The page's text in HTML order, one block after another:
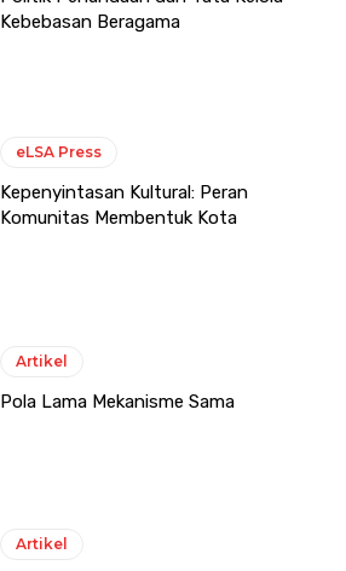
Kebebasan Beragama
eLSA Press
Kepenyintasan Kultural: Peran
Komunitas Membentuk Kota
Artikel
Pola Lama Mekanisme Sama
Artikel